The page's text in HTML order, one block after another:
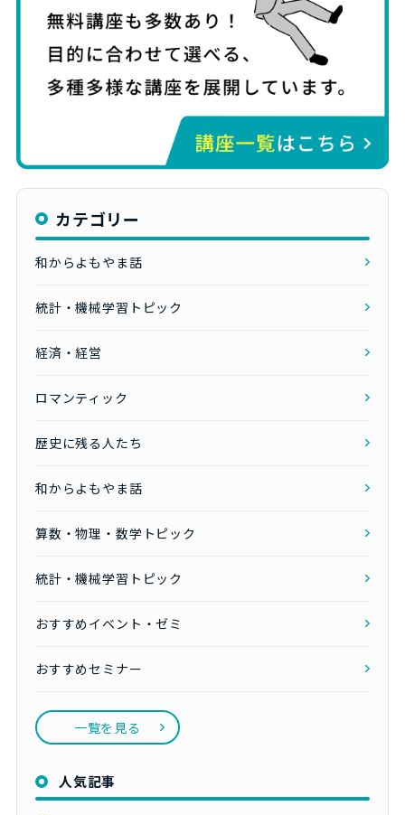
カテゴリー
和からよもやま話
統計・機械学習トピック
経済・経営
ロマンティック
歴史に残る人たち
和からよもやま話
算数・物理・数学トピック
統計・機械学習トピック
おすすめイベント・ゼミ
おすすめセミナー
一覧を見る
人気記事